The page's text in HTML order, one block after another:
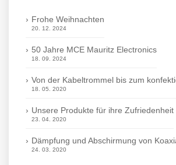
Frohe Weihnachten
20. 12. 2024
50 Jahre MCE Mauritz Electronics
18. 09. 2024
Von der Kabeltrommel bis zum
18. 05. 2020
Unsere Produkte für ihre Zufriedenheit
23. 04. 2020
Dämpfung und Abschirmung von
24. 03. 2020